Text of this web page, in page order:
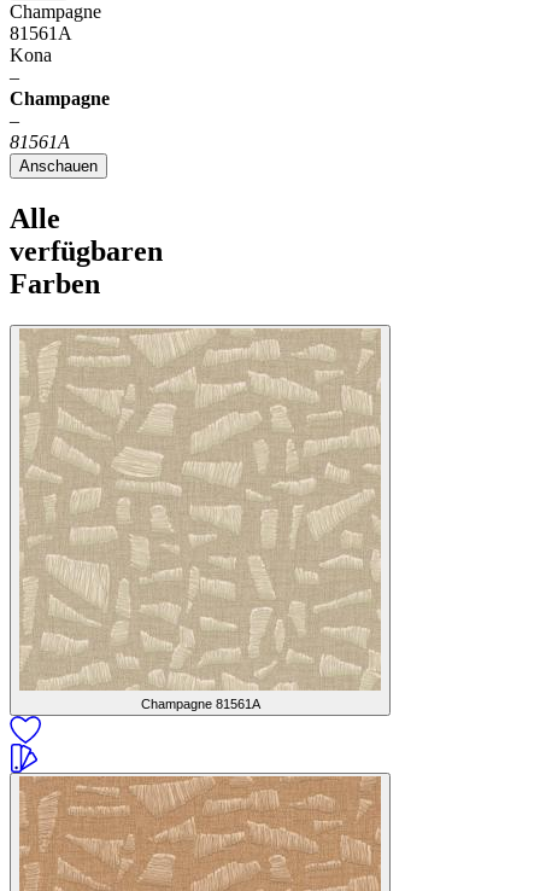
Champagne
81561A
Kona
–
Champagne
–
81561A
Anschauen
Alle
verfügbaren
Farben
Champagne 81561A